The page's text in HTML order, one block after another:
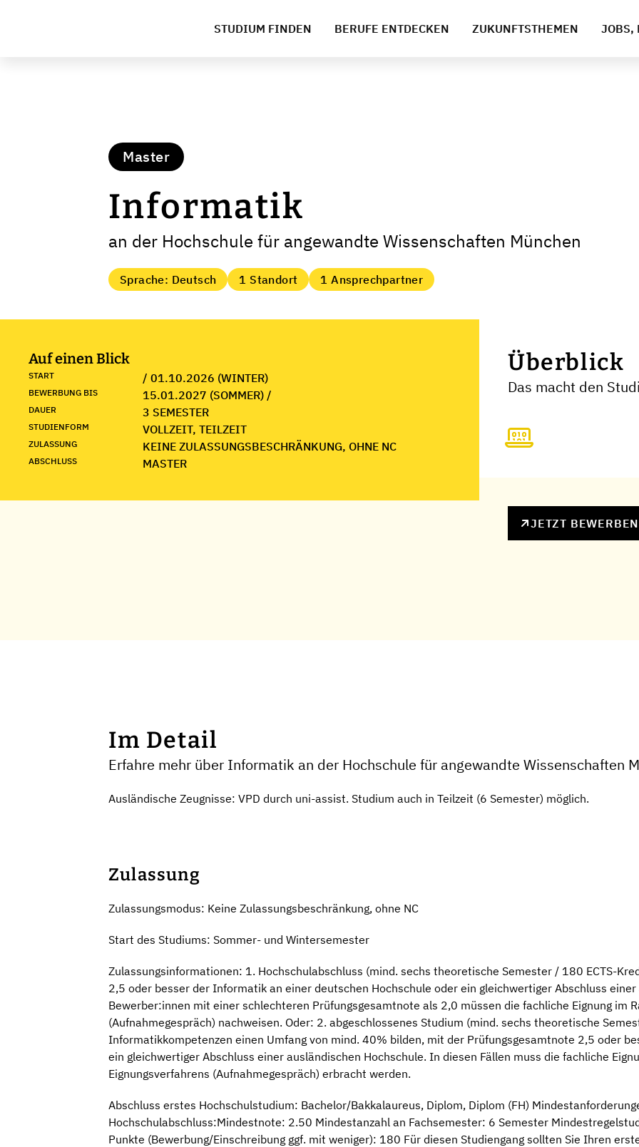
STUDIUM FINDEN BERUFE ENTDECKEN ZUKUNFTSTHEMEN JOBS,
Master
Informatik
an der Hochschule für angewandte Wissenschaften München
Sprache: Deutsch 1 Standort 1 Ansprechpartner
Auf einen Blick
START / 01.10.2026 (WINTER)
BEWERBUNG BIS 15.01.2027 (SOMMER) /
DAUER 3 SEMESTER
STUDIENFORM VOLLZEIT, TEILZEIT
ZULASSUNG KEINE ZULASSUNGSBESCHRÄNKUNG, OHNE NC
ABSCHLUSS MASTER
Überblick
Das macht den
JETZT BEWERBEN
Im Detail
Erfahre mehr über Informatik an der Hochschule für angewandte Wissenschaften
Ausländische Zeugnisse: VPD durch uni-assist. Studium auch in Teilzeit (6 Semester) möglich.
Zulassung
Zulassungsmodus: Keine Zulassungsbeschränkung, ohne NC
Start des Studiums: Sommer- und Wintersemester
Zulassungsinformationen: 1. Hochschulabschluss (mind. sechs theoretische Semester / 180 ECTS-
2,5 oder besser der Informatik an einer deutschen Hochschule oder ein gleichwertiger Abschluss
Bewerber:innen mit einer schlechteren Prüfungsgesamtnote als 2,0 müssen die fachliche Eignung im
(Aufnahmegespräch) nachweisen. Oder: 2. abgeschlossenes Studium (mind. sechs theoretische
Informatikkompetenzen einen Umfang von mind. 40% bilden, mit der Prüfungsgesamtnote 2,5 oder
ein gleichwertiger Abschluss einer ausländischen Hochschule. In diesen Fällen muss die fachliche
Eignungsverfahrens (Aufnahmegespräch) erbracht werden.
Abschluss erstes Hochschulstudium: Bachelor/Bakkalaureus, Diplom, Diplom (FH)
Hochschulabschluss:Mindestnote: 2.50 Mindestanzahl an Fachsemester: 6 Semester
Punkte (Bewerbung/Einschreibung ggf. mit weniger): 180 Für diesen Studiengang sollten Sie Ihren